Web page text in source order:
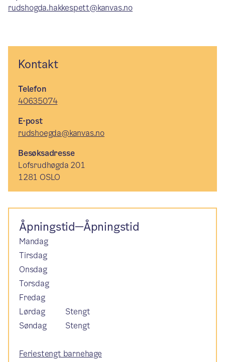
rudshogda.hakkespett@kanvas.no
Kontakt
Telefon
40635074
E-post
rudshoegda@kanvas.no
Besøksadresse
Lofsrudhøgda 201
1281 OSLO
Åpningstid—Åpningstid
Mandag
Tirsdag
Onsdag
Torsdag
Fredag
Lørdag
Stengt
Søndag
Stengt
Feriestengt barnehage